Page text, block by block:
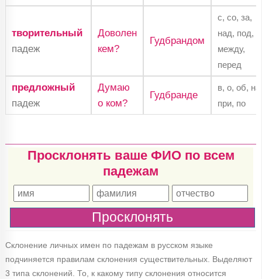
творительный
падеж
Доволен
кем?
Гудбрандом
с, со, за,
над, под,
между,
перед
предложный
падеж
Думаю
о ком?
Гудбранде
в, о, об, на,
при, по
Просклонять ваше ФИО по всем
падежам
Склонение личных имен по падежам в русском языке
подчиняется правилам склонения существительных. Выделяют
3 типа склонений. То, к какому типу склонения относится